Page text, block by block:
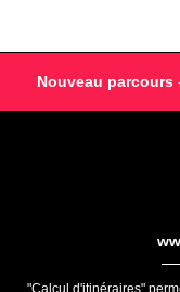
Nouveau parcours
"Calcul d'itinéraires"